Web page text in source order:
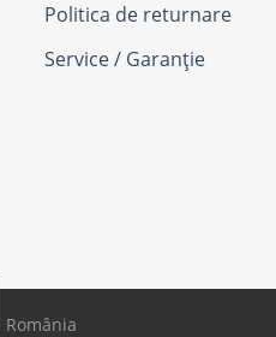
Politica de returnare
Service / Garanție
România